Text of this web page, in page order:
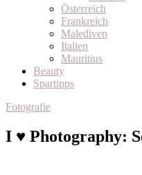
Österreich
Frankreich
Malediven
Italien
Mauritius
Beauty
Spartipps
Fotografie
I ♥ Photography: